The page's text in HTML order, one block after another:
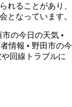
れることがあり、
となっています。
市の今日の天気 •
情報 • 野田市の今
回線トラブルに